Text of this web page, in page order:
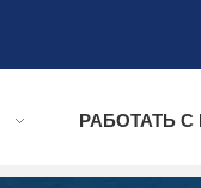
РАБОТАТЬ